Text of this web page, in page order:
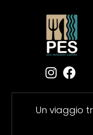
Un viaggio